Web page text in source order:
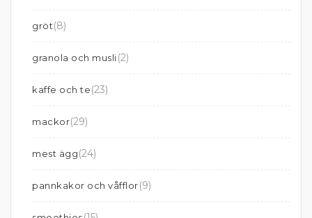
gröt(8)
granola och musli(2)
kaffe och te(23)
mackor(29)
mest ägg(24)
pannkakor och våfflor(9)